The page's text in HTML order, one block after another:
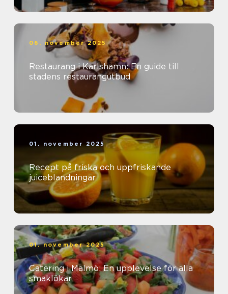
06. november 2025
Restaurang i Karlshamn: En guide till
stadens restaurangutbud
01. november 2025
Recept på friska och uppfriskande
juiceblandningar
01. november 2025
Catering i Malmö: En upplevelse för alla
smaklökar